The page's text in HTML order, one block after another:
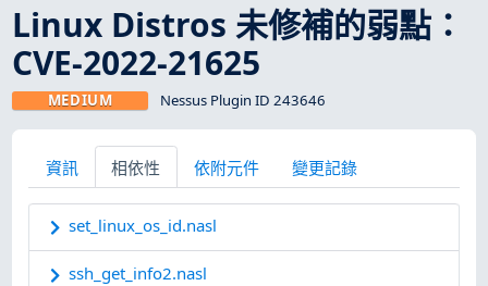
Linux Distros 未修補的弱點：
CVE-2022-21625
MEDIUM Nessus Plugin ID 243646
資訊 相依性 依附元件 變更記錄
set_linux_os_id.nasl
ssh_get_info2.nasl